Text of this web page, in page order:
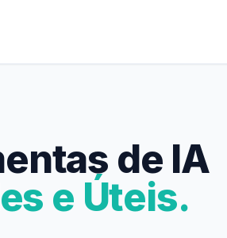
de IA
e Úteis.